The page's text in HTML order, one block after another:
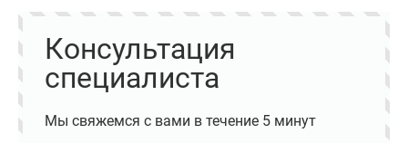
Консультация
специалиста
Мы свяжемся с вами в течение 5 минут